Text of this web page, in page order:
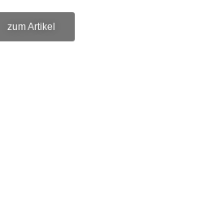
zum Artikel